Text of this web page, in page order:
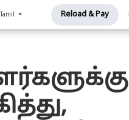
Tamil Reload & Pay